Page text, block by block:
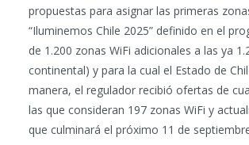
propuestas para asignar las primeras
“Iluminemos Chile 2025” definido en el
de 1.200 zonas WiFi adicionales a las ya
continental) y para la cual el Estado de
manera, el regulador recibió ofertas de
las que consideran 197 zonas WiFi y
que culminará el próximo 11 de